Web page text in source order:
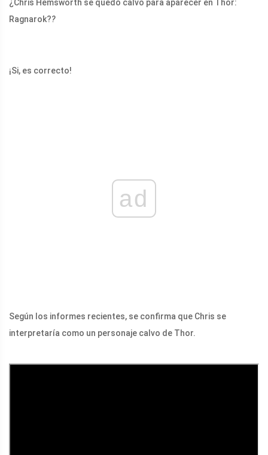
¿Chris Hemsworth se quedó calvo para aparecer en Thor:
Ragnarok??
¡Si, es correcto!
ad
Según los informes recientes, se confirma que Chris se
interpretaría como un personaje calvo de Thor.